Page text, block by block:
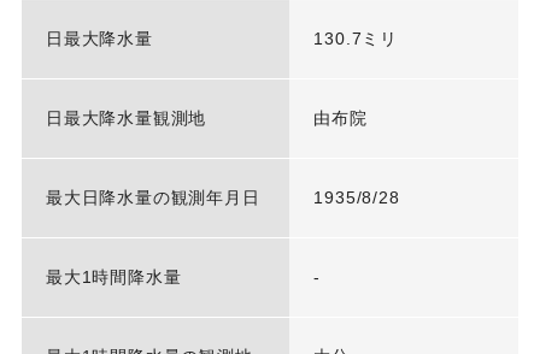
日最大降水量 130.7ミリ
日最大降水量観測地 由布院
最大日降水量の観測年月日 1935/8/28
最大1時間降水量 -